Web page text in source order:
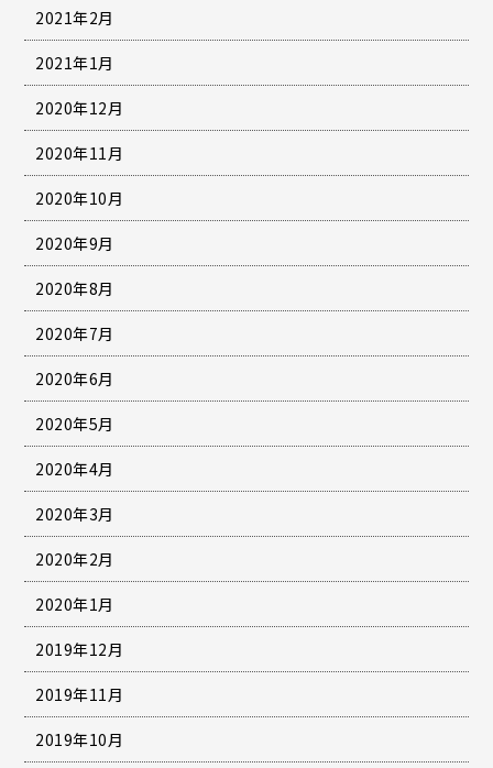
2021年2月
2021年1月
2020年12月
2020年11月
2020年10月
2020年9月
2020年8月
2020年7月
2020年6月
2020年5月
2020年4月
2020年3月
2020年2月
2020年1月
2019年12月
2019年11月
2019年10月